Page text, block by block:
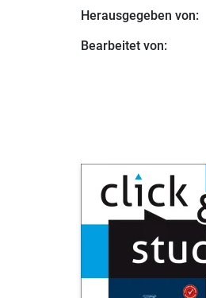
Herausgegeben von:
Bearbeitet von: